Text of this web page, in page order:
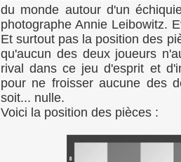
du monde autour d'un
photographe Annie Leibowitz.
Et surtout pas la position des
qu'aucun des deux joueurs
rival dans ce jeu d'esprit et
pour ne froisser aucune des
soit... nulle.
Voici la position des pièces :